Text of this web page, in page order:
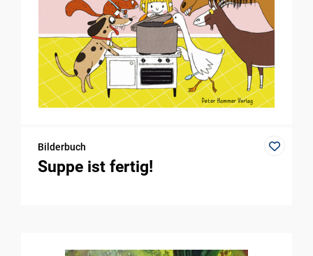
Bilderbuch
Suppe ist fertig!